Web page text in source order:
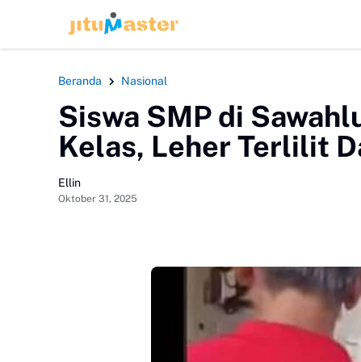
HEADLINE
Beranda Nasional
Siswa SMP di
Kelas, Leher Terlilit
Ellin
Oktober 31, 2025